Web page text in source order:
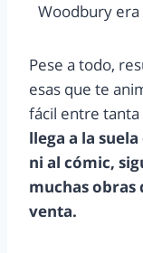
Woodbury
Pese a todo,
esas que te
fácil entre tanta
llega a la
ni al cómic,
muchas obras
venta.